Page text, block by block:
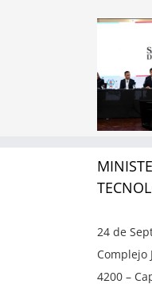
24 de
Complejo
4200 –